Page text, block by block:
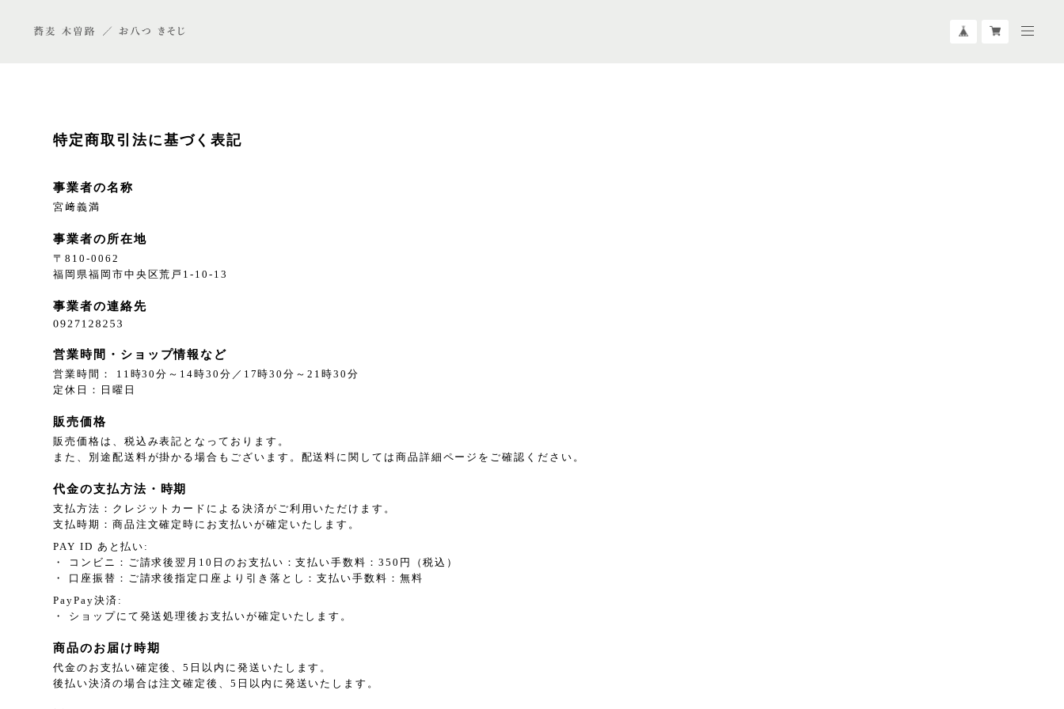
特定商取引法に基づく表記
事業者の名称
宮﨑義満
事業者の所在地
〒810-0062
福岡県福岡市中央区荒戸1-10-13
事業者の連絡先
営業時間・ショップ情報など
営業時間： 11時30分～14時30分／17時30分～21時30分
定休日：日曜日
販売価格
販売価格は、税込み表記となっております。
また、別途配送料が掛かる場合もございます。配送料に関しては商品詳細ページをご確認ください。
代金の支払方法・時期
支払方法：クレジットカードによる決済がご利用いただけます。
支払時期：商品注文確定時にお支払いが確定いたします。
PAY ID あと払い:
・ コンビニ：ご請求後翌月10日のお支払い：支払い手数料：350円（税込）
・ 口座振替：ご請求後指定口座より引き落とし：支払い手数料：無料
PayPay決済:
・ ショップにて発送処理後お支払いが確定いたします。
商品のお届け時期
代金のお支払い確定後、5日以内に発送いたします。
後払い決済の場合は注文確定後、5日以内に発送いたします。